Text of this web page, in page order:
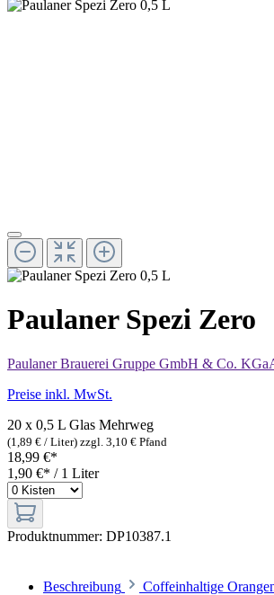
Paulaner Spezi Zero
Paulaner Brauerei Gruppe GmbH & Co.
Preise inkl. MwSt.
20 x 0,5 L Glas Mehrweg
(1,89 € / Liter) zzgl. 3,10 € Pfand
18,99 €*
1,90 €* / 1 Liter
Produktnummer: DP10387.1
Beschreibung
Coffeinhaltige